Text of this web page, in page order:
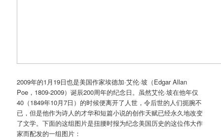
2009年的1月19日也是美国作家埃德加·艾伦·坡（Edgar Allan
Poe，1809-2009）诞辰200周年的纪念日。虽然艾伦·坡在他年仅
40（1849年10月7日）的时候便离开了人世，令后世的人们扼腕不
已，但是他作为诗人的才华和短篇小说的创作天赋已经永久地改变
了文学。下面的这组图片是扭腰时报为纪念美国历史的这位伟大作
家而配发的一组图片：